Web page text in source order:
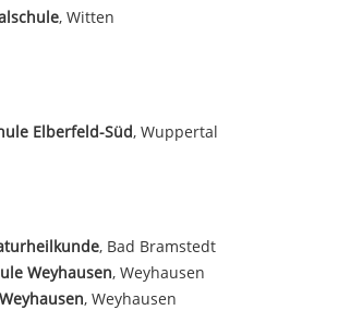
, Witten
Elberfeld-Süd, Wuppertal
, Bad Bramstedt
Weyhausen, Weyhausen
, Weyhausen